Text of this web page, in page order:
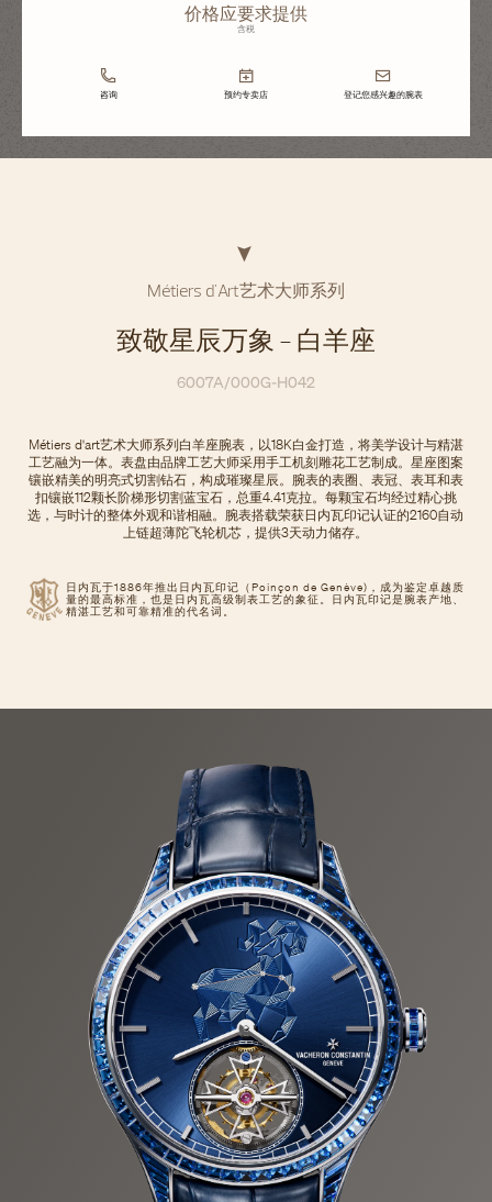
价格应要求提供
含税
咨询 预约专卖店 登记您感兴趣的腕表
Métiers d'Art艺术大师系列
致敬星辰万象 - 白羊座
6007A/000G-H042
日内瓦于1886年推出日内瓦印记（Poinçon de Genève)，成为鉴定卓越质
量的最高标准，也是日内瓦高级制表工艺的象征。日内瓦印记是腕表产地、
精湛工艺和可靠精准的代名词。
Métiers d'art艺术大师系列白羊座腕表，以18K白金打造，将美学设计与精湛
工艺融为一体。表盘由品牌工艺大师采用手工机刻雕花工艺制成。星座图案
镶嵌精美的明亮式切割钻石，构成璀璨星辰。腕表的表圈、表冠、表耳和表
扣镶嵌112颗长阶梯形切割蓝宝石，总重4.41克拉。每颗宝石均经过精心挑
选，与时计的整体外观和谐相融。腕表搭载荣获日内瓦印记认证的2160自动
上链超薄陀飞轮机芯，提供3天动力储存。